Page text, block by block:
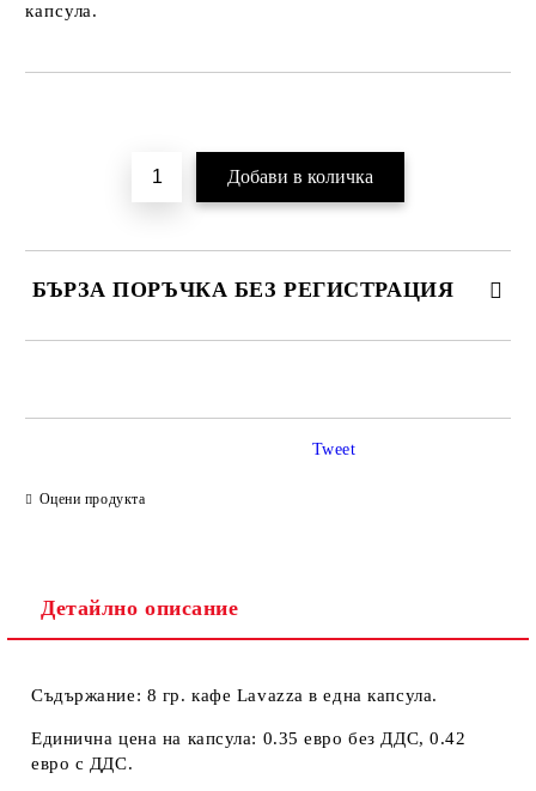
капсула.
БЪРЗА ПОРЪЧКА БЕЗ РЕГИСТРАЦИЯ
Оцени продукта
Tweet
Детайлно описание
Съдържание: 8 гр. кафе Lavazza в една капсула.
Единична цена на капсула: 0.35 евро без ДДС, 0.42
евро с ДДС.